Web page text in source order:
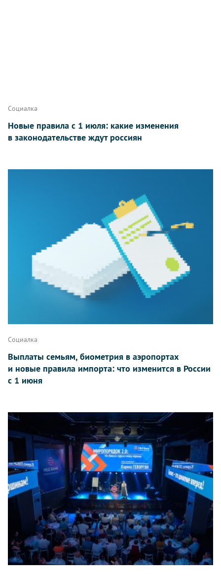
Социалка
Новые правила с 1 июля: какие изменения
в законодательстве ждут россиян
Социалка
Выплаты семьям, биометрия в аэропортах
и новые правила импорта: что изменится в России
с 1 июня